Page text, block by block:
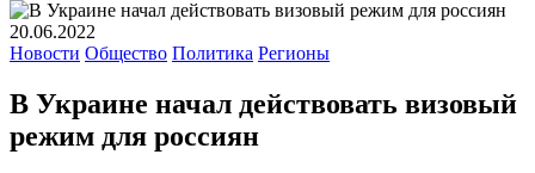
20.06.2022
Новости Общество Политика Регионы
В Украине начал действовать визовый
режим для россиян